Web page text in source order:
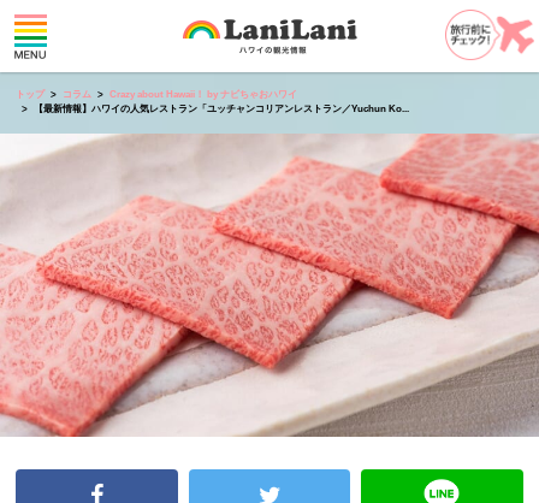
トップ コラム
Crazy about Hawaii！ by ナビちゃおハワイ
【最新情報】ハワイの人気レストラン「ユッチャンコリアンレストラン／Yuchun Ko...